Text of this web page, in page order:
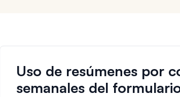
Uso de resúmenes por
semanales del